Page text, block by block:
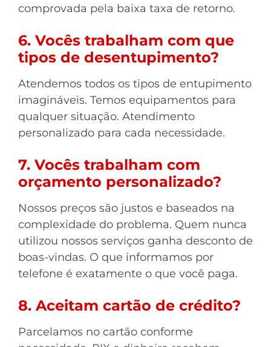
comprovada pela baixa taxa de retorno.
6. Vocês trabalham com que
tipos de desentupimento?
Atendemos todos os tipos de entupimento
imagináveis. Temos equipamentos para
qualquer situação. Atendimento
personalizado para cada necessidade.
7. Vocês trabalham com
orçamento personalizado?
Nossos preços são justos e baseados na
complexidade do problema. Quem nunca
utilizou nossos serviços ganha desconto de
boas-vindas. O que informamos por
telefone é exatamente o que você paga.
8. Aceitam cartão de crédito?
Parcelamos no cartão conforme